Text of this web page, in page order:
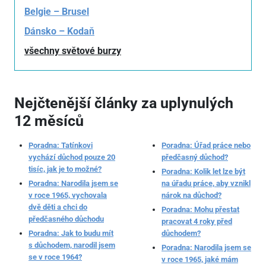
Belgie – Brusel
Dánsko – Kodaň
všechny světové burzy
Nejčtenější články za uplynulých
12 měsíců
Poradna: Tatínkovi
vychází důchod pouze 20
tisíc, jak je to možné?
Poradna: Narodila jsem se
v roce 1965, vychovala
dvě děti a chci do
předčasného důchodu
Poradna: Jak to budu mít
s důchodem, narodil jsem
se v roce 1964?
Poradna: Úřad práce nebo
předčasný důchod?
Poradna: Kolik let lze být
na úřadu práce, aby vznikl
nárok na důchod?
Poradna: Mohu přestat
pracovat 4 roky před
důchodem?
Poradna: Narodila jsem se
v roce 1965, jaké mám